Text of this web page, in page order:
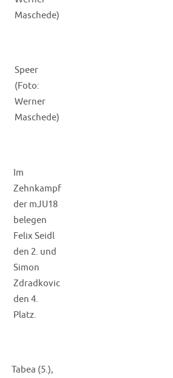
Maschede)
Speer
(Foto:
Werner
Maschede)
Im
Zehnkampf
der mJU18
belegen
Felix Seidl
den 2. und
Simon
Zdradkovic
den 4.
Platz.
Tabea (5.),